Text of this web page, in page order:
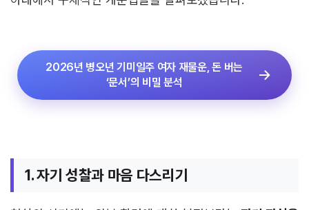
2026년 병오년 기미일주 여자 재물운, 돈 버는
‘문서’의 비밀 분석
1. 자기 성찰과 마음 다스리기